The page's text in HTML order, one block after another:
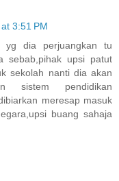
3:51 PM
dia perjuangkan tu
sebab,pihak upsi patut
sekolah nanti dia akan
sistem pendidikan
meresap masuk
buang sahaja